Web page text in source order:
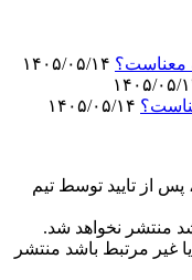
از تایید توسط تیم
منتشر نخواهد شد.
غیر مرتبط باشد منتشر